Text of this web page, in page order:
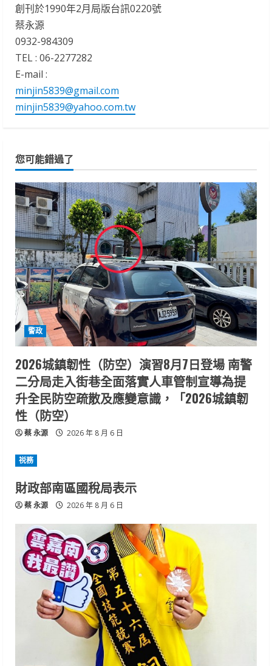
創刊於1990年2月局版台訊0220號
蔡永源
0932-984309
TEL : 06-2277282
E-mail :
minjin5839@gmail.com
minjin5839@yahoo.com.tw
您可能錯過了
警政
2026城鎮韌性（防空）演習8月7日登場 南警
二分局走入街巷全面落實人車管制宣導為提
升全民防空疏散及應變意識，「2026城鎮韌
性（防空）
蔡 永源 2026 年 8 月 6 日
祱務
財政部南區國稅局表示
蔡 永源 2026 年 8 月 6 日